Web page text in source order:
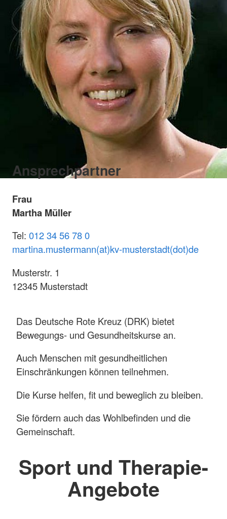
Ansprechpartner
Frau
Martha Müller
Tel: 012 34 56 78 0
martina.mustermann(at)kv-musterstadt(dot)de
Musterstr. 1
12345 Musterstadt
Das Deutsche Rote Kreuz (DRK) bietet
Bewegungs- und Gesundheitskurse an.
Auch Menschen mit gesundheitlichen
Einschränkungen können teilnehmen.
Die Kurse helfen, fit und beweglich zu bleiben.
Sie fördern auch das Wohlbefinden und die
Gemeinschaft.
Sport und Therapie-
Angebote